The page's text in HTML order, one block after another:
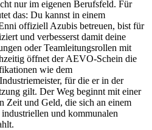
nur im eigenen Berufsfeld. Für
das: Du kannst in einem
offiziell Azubis betreuen, bist für
und verbesserst damit deine
oder Teamleitungsrollen mit
öffnet der AEVO-Schein die
wie dem
für die er in der
gilt. Der Weg beginnt mit einer
Zeit und Geld, die sich an einem
und kommunalen